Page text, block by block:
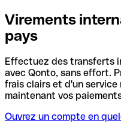
Virements
pays
Effectuez des transferts
avec Qonto, sans effort.
frais clairs et d'un
maintenant vos
Ouvrez un compte en